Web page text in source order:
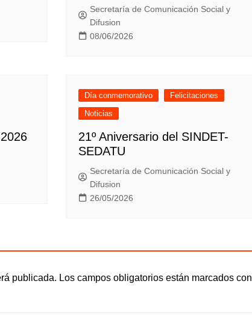
Secretaría de Comunicación Social y
Difusion
08/06/2026
Día conmemorativo
Felicitaciones
Noticias
21º Aniversario del SINDET-
SEDATU
Secretaría de Comunicación Social y
Difusion
26/05/2026
publicada. Los campos obligatorios están marcados con